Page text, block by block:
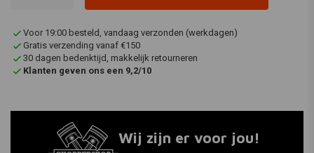
Voor 19:00 besteld, vandaag verzonden (werkdagen)
Gratis verzending vanaf €150
30 dagen bedenktijd, makkelijk retourneren
Klanten geven ons een 9,2/10
Wij zijn er voor jou!